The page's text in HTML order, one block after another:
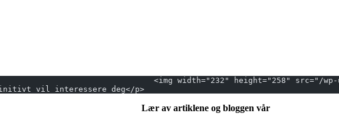
vil interessere deg</p>
Lær av artiklene og bloggen vår